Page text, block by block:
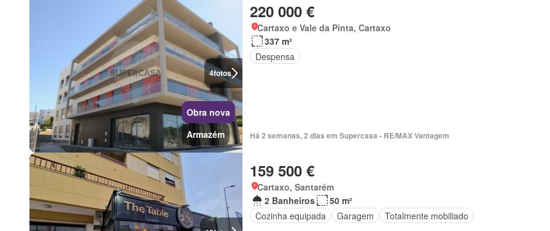
4fotos
Obra nova
Armazém
220 000 €
Cartaxo e Vale da Pinta, Cartaxo
337 m²
Despensa
Há 2 semanas, 2 dias em Supercasa - RE/MAX Vantagem
159 500 €
Cartaxo, Santarém
2 Banheiros
50 m²
Cozinha equipada
Garagem Totalmente mobiliado